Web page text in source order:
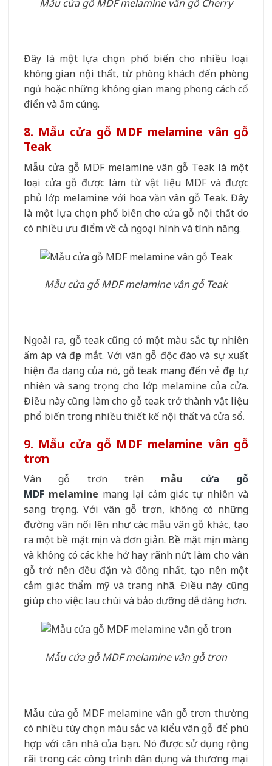
Mẫu cửa gỗ MDF melamine vân gỗ Cherry
Đây là một lựa chọn phổ biến cho nhiều loại
không gian nội thất, từ phòng khách đến phòng
ngủ hoặc những không gian mang phong cách cổ
điển và ấm cúng.
8. Mẫu cửa gỗ MDF melamine vân gỗ
Teak
Mẫu cửa gỗ MDF melamine vân gỗ Teak là một
loại cửa gỗ được làm từ vật liệu MDF và được
phủ lớp melamine với hoa văn vân gỗ Teak. Đây
là một lựa chọn phổ biến cho cửa gỗ nội thất do
có nhiều ưu điểm về cả ngoại hình và tính năng.
Mẫu cửa gỗ MDF melamine vân gỗ Teak
Ngoài ra, gỗ teak cũng có một màu sắc tự nhiên
ấm áp và đẹp mắt. Với vân gỗ độc đáo và sự xuất
hiện đa dạng của nó, gỗ teak mang đến vẻ đẹp tự
nhiên và sang trọng cho lớp melamine của cửa.
Điều này cũng làm cho gỗ teak trở thành vật liệu
phổ biến trong nhiều thiết kế nội thất và cửa sổ.
9. Mẫu cửa gỗ MDF melamine vân gỗ
trơn
Vân gỗ trơn trên mẫu cửa gỗ
MDF melamine mang lại cảm giác tự nhiên và
sang trọng. Với vân gỗ trơn, không có những
đường vân nổi lên như các mẫu vân gỗ khác, tạo
ra một bề mặt mịn và đơn giản. Bề mặt mịn màng
và không có các khe hở hay rãnh nứt làm cho vân
gỗ trở nên đều đặn và đồng nhất, tạo nên một
cảm giác thẩm mỹ và trang nhã. Điều này cũng
giúp cho việc lau chùi và bảo dưỡng dễ dàng hơn.
Mẫu cửa gỗ MDF melamine vân gỗ trơn
Mẫu cửa gỗ MDF melamine vân gỗ trơn thường
có nhiều tùy chọn màu sắc và kiểu vân gỗ để phù
hợp với căn nhà của bạn. Nó được sử dụng rộng
rãi trong các công trình dân dụng và thương mại